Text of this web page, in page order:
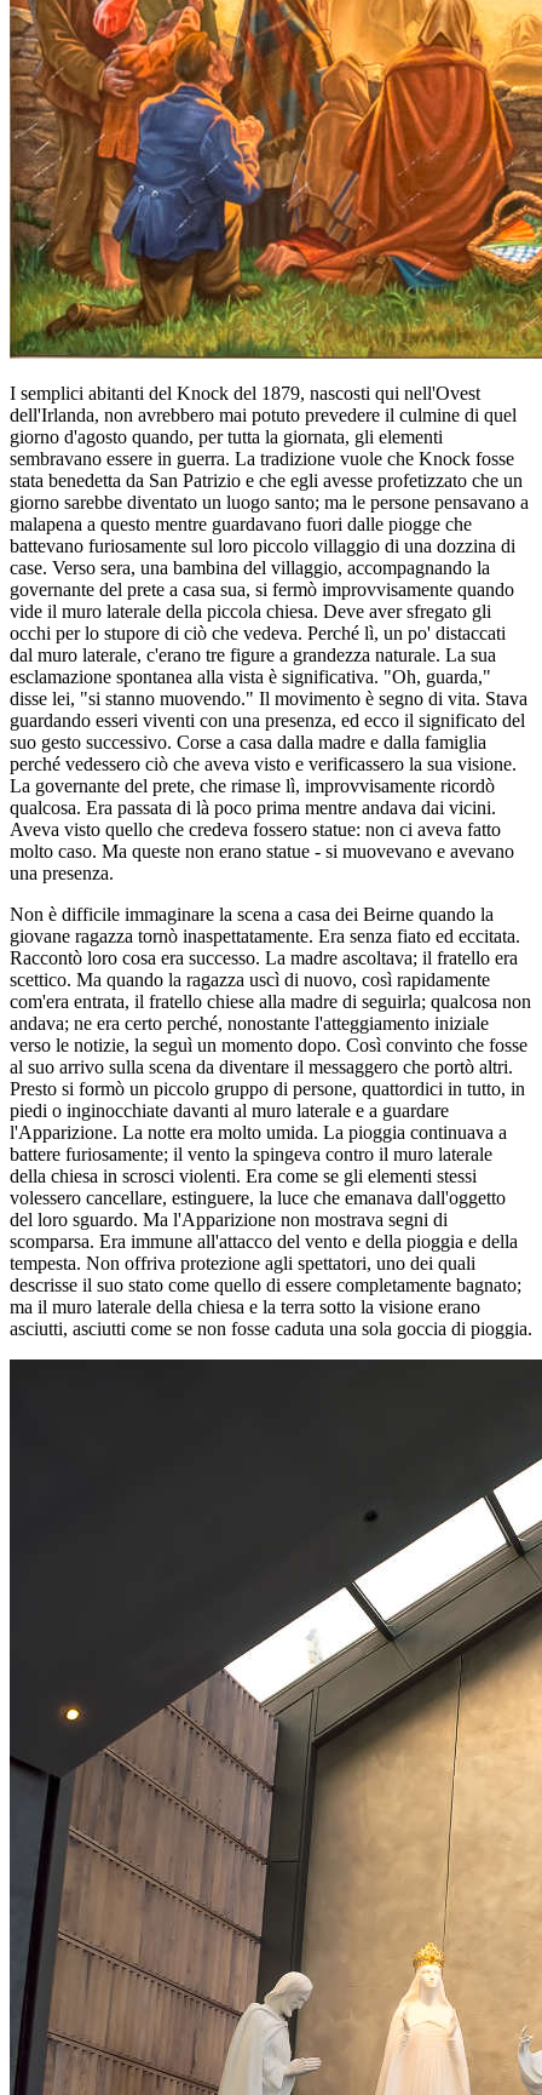
I semplici abitanti del Knock del 1879, nascosti qui nell'Ovest
dell'Irlanda, non avrebbero mai potuto prevedere il culmine di quel
giorno d'agosto quando, per tutta la giornata, gli elementi
sembravano essere in guerra. La tradizione vuole che Knock fosse
stata benedetta da San Patrizio e che egli avesse profetizzato che un
giorno sarebbe diventato un luogo santo; ma le persone pensavano a
malapena a questo mentre guardavano fuori dalle piogge che
battevano furiosamente sul loro piccolo villaggio di una dozzina di
case. Verso sera, una bambina del villaggio, accompagnando la
governante del prete a casa sua, si fermò improvvisamente quando
vide il muro laterale della piccola chiesa. Deve aver sfregato gli
occhi per lo stupore di ciò che vedeva. Perché lì, un po' distaccati
dal muro laterale, c'erano tre figure a grandezza naturale. La sua
esclamazione spontanea alla vista è significativa. "Oh, guarda,"
disse lei, "si stanno muovendo." Il movimento è segno di vita. Stava
guardando esseri viventi con una presenza, ed ecco il significato del
suo gesto successivo. Corse a casa dalla madre e dalla famiglia
perché vedessero ciò che aveva visto e verificassero la sua visione.
La governante del prete, che rimase lì, improvvisamente ricordò
qualcosa. Era passata di là poco prima mentre andava dai vicini.
Aveva visto quello che credeva fossero statue: non ci aveva fatto
molto caso. Ma queste non erano statue - si muovevano e avevano
una presenza.
Non è difficile immaginare la scena a casa dei Beirne quando la
giovane ragazza tornò inaspettatamente. Era senza fiato ed eccitata.
Raccontò loro cosa era successo. La madre ascoltava; il fratello era
scettico. Ma quando la ragazza uscì di nuovo, così rapidamente
com'era entrata, il fratello chiese alla madre di seguirla; qualcosa non
andava; ne era certo perché, nonostante l'atteggiamento iniziale
verso le notizie, la seguì un momento dopo. Così convinto che fosse
al suo arrivo sulla scena da diventare il messaggero che portò altri.
Presto si formò un piccolo gruppo di persone, quattordici in tutto, in
piedi o inginocchiate davanti al muro laterale e a guardare
l'Apparizione. La notte era molto umida. La pioggia continuava a
battere furiosamente; il vento la spingeva contro il muro laterale
della chiesa in scrosci violenti. Era come se gli elementi stessi
volessero cancellare, estinguere, la luce che emanava dall'oggetto
del loro sguardo. Ma l'Apparizione non mostrava segni di
scomparsa. Era immune all'attacco del vento e della pioggia e della
tempesta. Non offriva protezione agli spettatori, uno dei quali
descrisse il suo stato come quello di essere completamente bagnato;
ma il muro laterale della chiesa e la terra sotto la visione erano
asciutti, asciutti come se non fosse caduta una sola goccia di pioggia.